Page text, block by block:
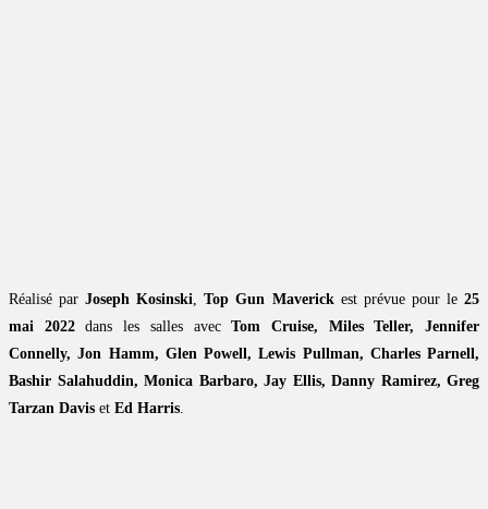
Réalisé parJoseph Kosinski,Top Gun Maverickest prévue pour le25
mai 2022dans les salles avecTom Cruise, Miles Teller, Jennifer
Connelly, Jon Hamm, Glen Powell, Lewis Pullman, Charles Parnell,
Bashir Salahuddin, Monica Barbaro, Jay Ellis, Danny Ramirez, Greg
Tarzan Davis et Ed Harris.